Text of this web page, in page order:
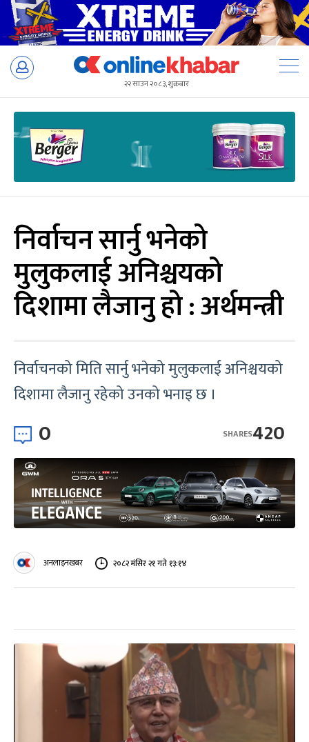
Skip
२२ साउन २०८३, शुक्रबार
निर्वाचन सार्नु भनेको
मुलुकलाई अनिश्चयको
दिशामा लैजानु हो : अर्थमन्त्री
निर्वाचनको मिति सार्नु भनेको मुलुकलाई अनिश्चयको
दिशामा लैजानु रहेको उनको भनाइ छ ।
0 420
SHARES
अनलाइनखबर २०८२ मंसिर २१ गते १३:१४